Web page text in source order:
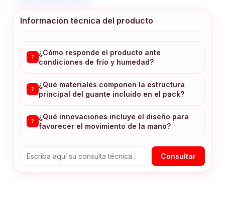
Información técnica del producto
?
¿Cómo responde el producto ante
condiciones de frío y humedad?
?
¿Qué materiales componen la estructura
principal del guante incluido en el pack?
?
¿Qué innovaciones incluye el diseño para
favorecer el movimiento de la mano?
Consultar